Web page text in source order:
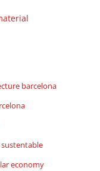
barcelona
economy